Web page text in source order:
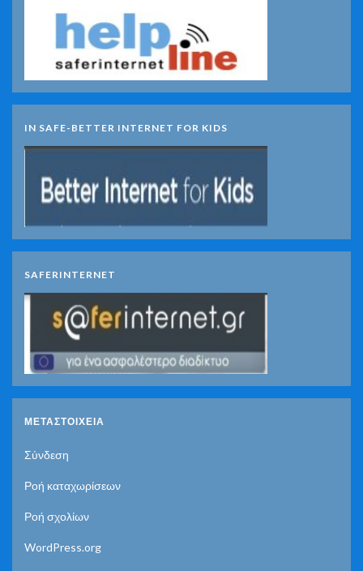
IN SAFE-BETTER INTERNET FOR KIDS
SAFERINTERNET
ΜΕΤΑΣΤΟΙΧΕΊΑ
Σύνδεση
Ροή καταχωρίσεων
Ροή σχολίων
WordPress.org